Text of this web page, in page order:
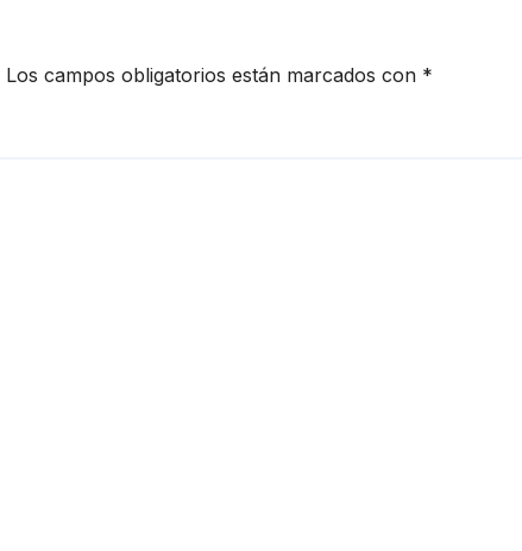
Los campos obligatorios están marcados con *